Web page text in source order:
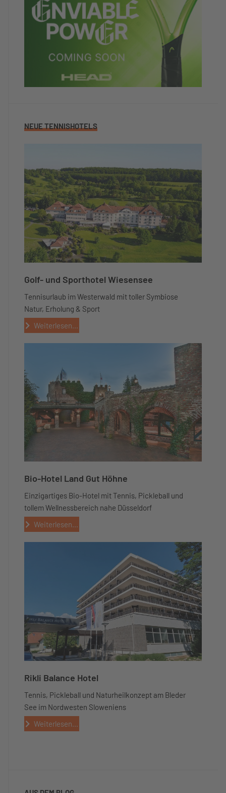
NEUE TENNISHOTELS
Golf- und Sporthotel Wiesensee
Tennisurlaub im Westerwald mit toller Symbiose
Natur, Erholung & Sport
Weiterlesen...
Bio-Hotel Land Gut Höhne
Einzigartiges Bio-Hotel mit Tennis, Pickleball und
tollem Wellnessbereich nahe Düsseldorf
Weiterlesen...
Rikli Balance Hotel
Tennis, Pickleball und Naturheilkonzept am Bleder
See im Nordwesten Sloweniens
Weiterlesen...